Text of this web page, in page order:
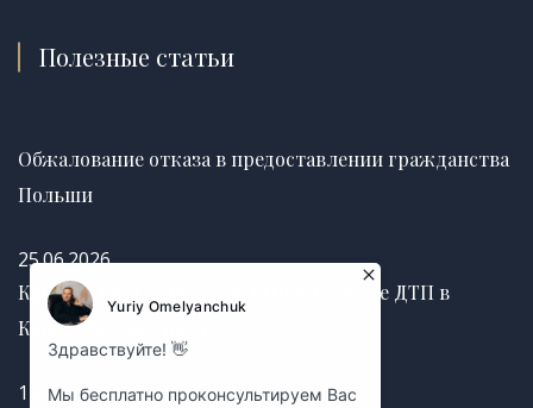
Полезные статьи
Обжалование отказа в предоставлении гражданства
Польши
25.06.2026
Как получить страховую выплату после ДТП в
Канаде без задержек
12.03.2025